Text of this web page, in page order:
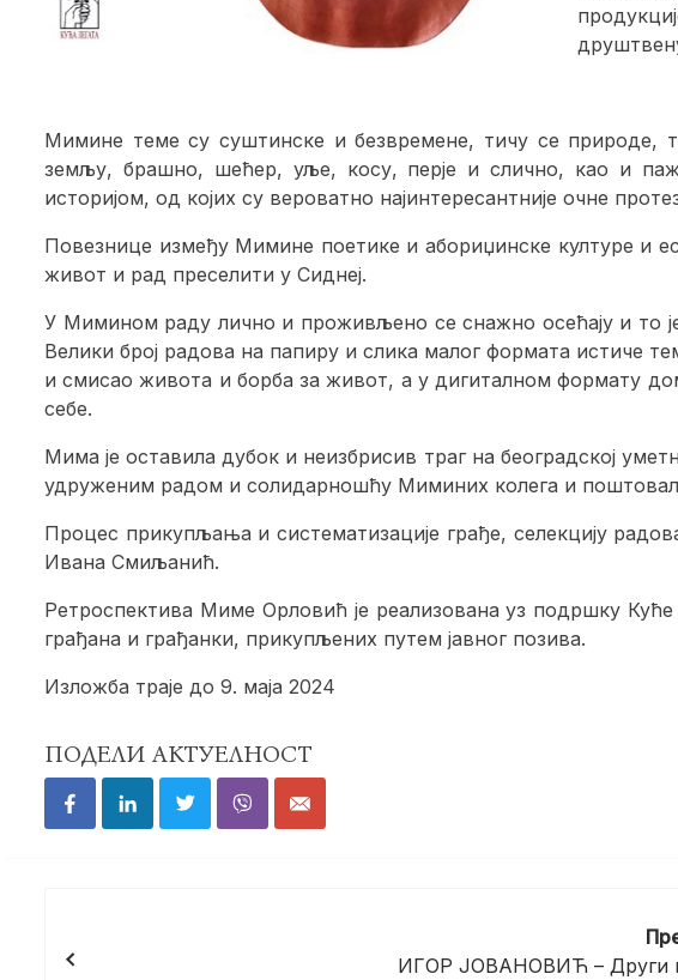
Мимине теме су суштинске и безвремене, тичу се природе,
земљу, брашно, шећер, уље, косу, перје и слично, као и
историјом, од којих су вероватно најинтересантније очне
Повезнице између Мимине поетике и абориџинске културе и
живот и рад преселити у Сиднеј.
У Мимином раду лично и проживљено се снажно осећају и то
Велики број радова на папиру и слика малог формата истиче
и смисао живота и борба за живот, а у дигиталном формату
себе.
Мима је оставила дубок и неизбрисив траг на београдској
удруженим радом и солидарношћу Миминих колега и
Процес прикупљања и систематизације грађе, селекцију
Ивана Смиљанић.
Ретроспектива Миме Орловић је реализована уз подршку Куће
грађана и грађанки, прикупљених путем јавног позива.
Изложба траје до 9. маја 2024
ПОДЕЛИ АКТУЕЛНОСТ
чланка
ИГОР ЈОВАНОВИЋ – Други